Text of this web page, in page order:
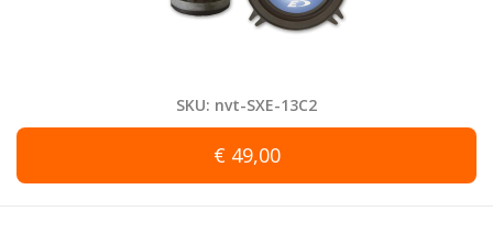
SKU: nvt-SXE-13C2
€ 49,00